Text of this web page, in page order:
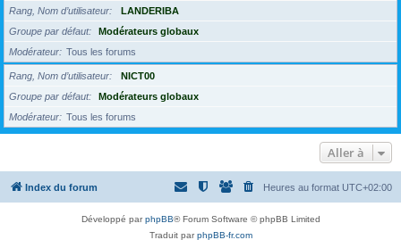
Rang, Nom d’utilisateur
LANDERIBA
Groupe par défaut
Modérateurs globaux
Modérateur
Tous les forums
Rang, Nom d’utilisateur
NICT00
Groupe par défaut
Modérateurs globaux
Modérateur
Tous les forums
Aller à
Index du forum Heures au format UTC+02:00
Développé parphpBB® Forum Software © phpBB Limited
Traduit parphpBB-fr.com